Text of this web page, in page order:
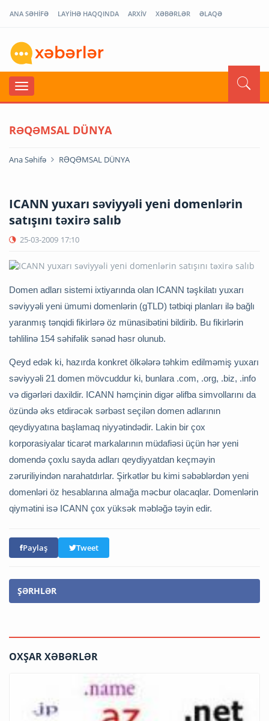
ANA SƏHİFƏ LAYİHƏ HAQQINDA ARXİV XƏBƏRLƏR ƏLAQƏ
RƏQƏMSAL DÜNYA
Ana Səhifə RƏQƏMSAL DÜNYA
ICANN yuxarı səviyyəli yeni domenlərin
satışını təxirə salıb
25-03-2009 17:10
Domen adları sistemi ixtiyarında olan ICANN təşkilatı yuxarı
səviyyəli yeni ümumi domenlərin (gTLD) tətbiqi planları ilə bağlı
yaranmış tənqidi fikirlərə öz münasibətini bildirib. Bu fikirlərin
təhlilinə 154 səhifəlik sənəd həsr olunub.
Qeyd edək ki, hazırda konkret ölkələrə təhkim edilməmiş yuxarı
səviyyəli 21 domen mövcuddur ki, bunlara .com, .org, .biz, .info
və digərləri daxildir. ICANN həmçinin digər əlifba simvollarını da
özündə əks etdirəcək sərbəst seçilən domen adlarının
qeydiyyatına başlamaq niyyətindədir. Lakin bir çox
korporasiyalar ticarət markalarının müdafiəsi üçün hər yeni
domendə çoxlu sayda adları qeydiyyatdan keçməyin
zəruriliyindən narahatdırlar. Şirkətlər bu kimi səbəblərdən yeni
domenləri öz hesablarına almağa məcbur olacaqlar. Domenlərin
qiymətini isə ICANN çox yüksək məbləğə təyin edir.
Paylaş Tweet
ŞƏRHLƏR
OXŞAR XƏBƏRLƏR